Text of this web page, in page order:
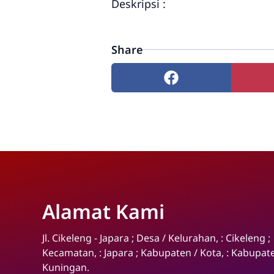
Deskripsi :
Share
Alamat Kami
Jl. Cikeleng - Japara ; Desa / Kelurahan, : Cikeleng ;
Kecamatan, : Japara ; Kabupaten / Kota, :
Kuningan.